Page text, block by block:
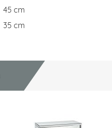
45 cm
35 cm